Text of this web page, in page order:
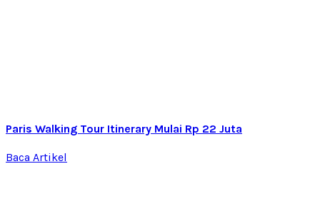
Paris Walking Tour Itinerary Mulai Rp 22 Juta
Baca Artikel